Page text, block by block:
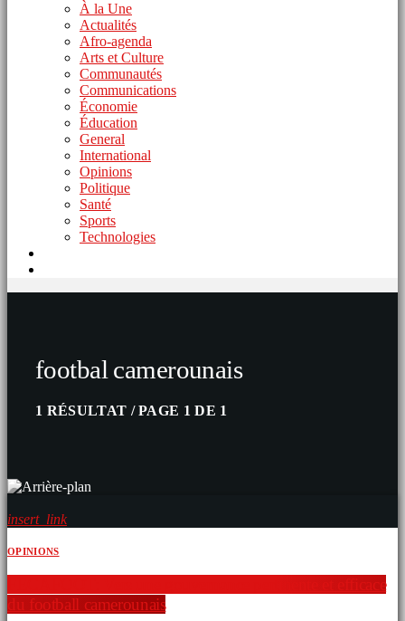
À la Une
Actualités
Afro-agenda
Arts et Culture
Communautés
Communications
Économie
Éducation
General
International
Opinions
Politique
Santé
Sports
Technologies
footbal camerounais
1 RÉSULTAT / PAGE 1 DE 1
insert_link
OPINIONS
FECAFOOT: Vers une gouvernance pertinente et efficace
du football camerounais